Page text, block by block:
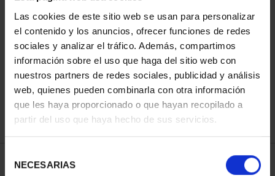
Las cookies de este sitio web se usan para personalizar
el contenido y los anuncios, ofrecer funciones de redes
sociales y analizar el tráfico. Además, compartimos
información sobre el uso que haga del sitio web con
nuestros partners de redes sociales, publicidad y análisis
web, quienes pueden combinarla con otra información
que les haya proporcionado o que hayan recopilado a
partir del uso que haya hecho de sus servicios.
NECESARIAS
ORDENAR POR:
REFINAR
1 Productos encontrados